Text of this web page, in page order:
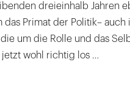
dreieinhalb Jahren
das Primat der Politik– auch
um die Rolle und das
wohl richtig los …